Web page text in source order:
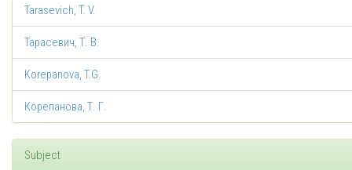
Tarasevich, T. V.
Тарасевич, Т. В.
Korepanova, T.G.
Корепанова, Т. Г.
Subject